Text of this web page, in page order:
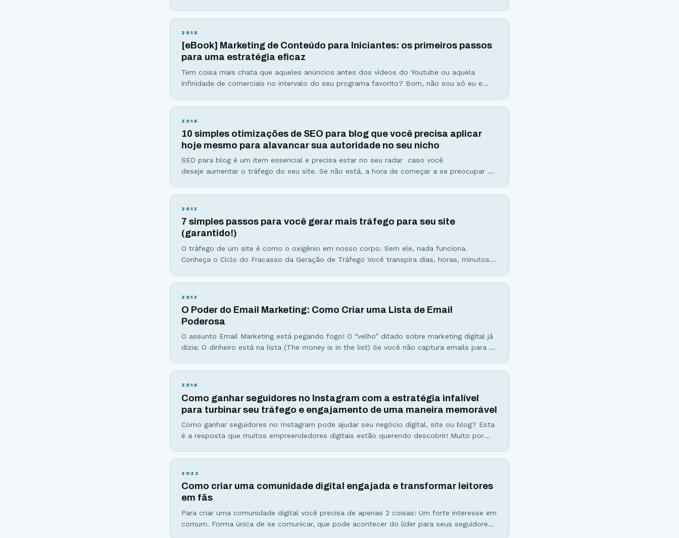
Marketing no infográfico logo abaixo) O “novo marketing” (Inbound Marketing) é qualquer
2015
[eBook] Marketing de Conteúdo para Iniciantes: os primeiros passos
para uma estratégia eficaz
Tem coisa mais chata que aqueles anúncios antes dos vídeos do Youtube ou aquela
infinidade de comerciais no intervalo do seu programa favorito? Bom, não sou só eu e
criação de landing pages, 84% das pessoas deixam seus sites favoritos pelo
2016
10 simples otimizações de SEO para blog que você precisa aplicar
hoje mesmo para alavancar sua autoridade no seu nicho
SEO para blog é um item essencial e precisa estar no seu radar caso você
deseje aumentar o tráfego do seu site. Se não está, a hora de começar a se preocupar é
estratégia para melhorar o desempenho do seu blog perante os mecanismos
2013
7 simples passos para você gerar mais tráfego para seu site
(garantido!)
O tráfego de um site é como o oxigênio em nosso corpo. Sem ele, nada funciona.
Conheça o Ciclo do Fracasso da Geração de Tráfego Você transpira dias, horas, minutos e
prêmio. Você clica no botão publicar e fixa sua atenção nas
2013
O Poder do Email Marketing: Como Criar uma Lista de Email
Poderosa
O assunto Email Marketing está pegando fogo! O “velho” ditado sobre marketing digital já
dizia: O dinheiro está na lista (The money is in the list) Se você não captura emails para a
acha que deve focar boa parte do
2016
Como ganhar seguidores no Instagram com a estratégia infalível
para turbinar seu tráfego e engajamento de uma maneira memorável
Como ganhar seguidores no Instagram pode ajudar seu negócio digital, site ou blog? Esta
é a resposta que muitos empreendedores digitais estão querendo descobrir! Muito por
atingiu a marca de 400 milhões de usuários, passando à frente do Twitter. As
2022
Como criar uma comunidade digital engajada e transformar leitores
em fãs
Para criar uma comunidade digital você precisa de apenas 2 coisas: Um forte interesse em
comum. Forma única de se comunicar, que pode acontecer do líder para seus seguidores,